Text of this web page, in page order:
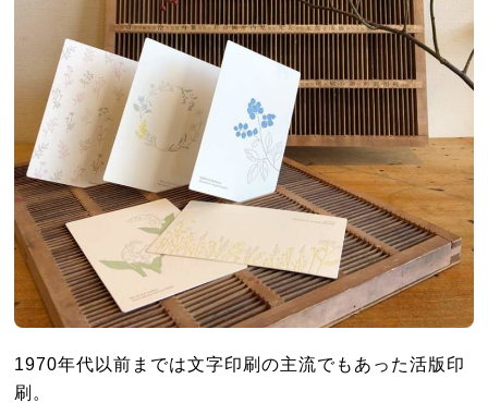
1970年代以前までは文字印刷の主流でもあった活版印
刷。